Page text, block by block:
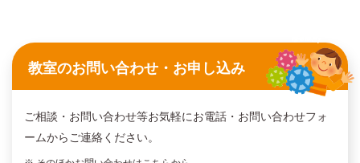
教室のお問い合わせ・お申し込み
ご相談・お問い合わせ等お気軽にお電話・お問い合わせフォ
ームからご連絡ください。